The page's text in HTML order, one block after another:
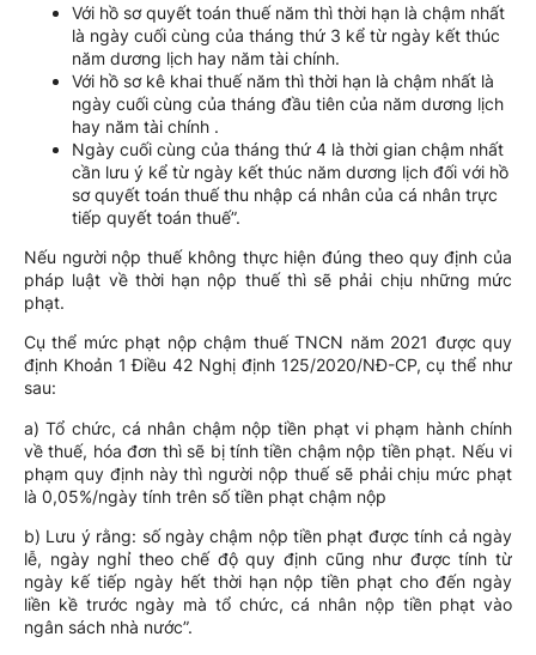
Với hồ sơ quyết toán thuế năm thì thời hạn là chậm nhất
là ngày cuối cùng của tháng thứ 3 kể từ ngày kết thúc
năm dương lịch hay năm tài chính.
Với hồ sơ kê khai thuế năm thì thời hạn là chậm nhất là
ngày cuối cùng của tháng đầu tiên của năm dương lịch
hay năm tài chính .
Ngày cuối cùng của tháng thứ 4 là thời gian chậm nhất
cần lưu ý kể từ ngày kết thúc năm dương lịch đối với hồ
sơ quyết toán thuế thu nhập cá nhân của cá nhân trực
tiếp quyết toán thuế”.
Nếu người nộp thuế không thực hiện đúng theo quy định của
pháp luật về thời hạn nộp thuế thì sẽ phải chịu những mức
phạt.
Cụ thể mức phạt nộp chậm thuế TNCN năm 2021 được quy
định Khoản 1 Điều 42 Nghị định 125/2020/NĐ-CP, cụ thể như
sau:
a) Tổ chức, cá nhân chậm nộp tiền phạt vi phạm hành chính
về thuế, hóa đơn thì sẽ bị tính tiền chậm nộp tiền phạt. Nếu vi
phạm quy định này thì người nộp thuế sẽ phải chịu mức phạt
là 0,05%/ngày tính trên số tiền phạt chậm nộp
b) Lưu ý rằng: số ngày chậm nộp tiền phạt được tính cả ngày
lễ, ngày nghỉ theo chế độ quy định cũng như được tính từ
ngày kế tiếp ngày hết thời hạn nộp tiền phạt cho đến ngày
liền kề trước ngày mà tổ chức, cá nhân nộp tiền phạt vào
ngân sách nhà nước”.